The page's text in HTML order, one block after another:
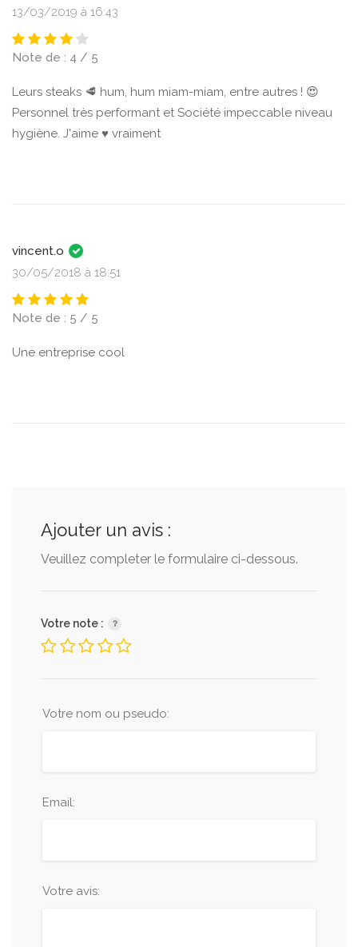
13/03/2019 à 16:43
Note de : 4 / 5
Leurs steaks 🥩 hum, hum miam-miam, entre autres ! 😍
Personnel très performant et Société impeccable niveau
hygiène. J'aime ♥ vraiment
vincent.o
30/05/2018 à 18:51
Note de : 5 / 5
Une entreprise cool
Ajouter un avis :
Veuillez completer le formulaire ci-dessous.
Votre note :
Votre nom ou pseudo:
Email:
Votre avis: